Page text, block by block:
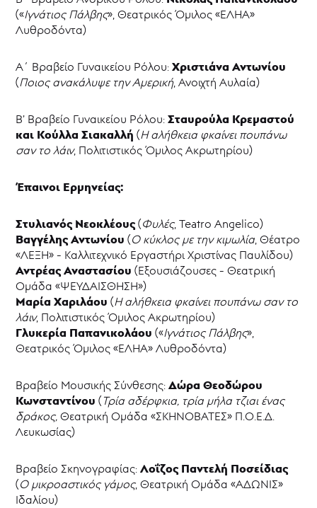
(«Ιγνάτιος Πάλβης», Θεατρικός Όμιλος «ΕΛΗΑ»
Λυθροδόντα)
Α΄ Βραβείο Γυναικείου Ρόλου:Χριστιάνα Αντωνίου
(Ποιος ανακάλυψε την Αμερική, Ανοιχτή Αυλαία)
Β’ Βραβείο Γυναικείου Ρόλου:Σταυρούλα Κρεμαστού
και Κούλλα Σιακαλλή (Η αλήθκεια φκαίνει πουπάνω
σαν το λάιν, Πολιτιστικός Όμιλος Ακρωτηρίου)
Έπαινοι Ερμηνείας:
Στυλιανός Νεοκλέους (Φυλές, Teatro Angelico)
Βαγγέλης Αντωνίου (Ο κύκλος με την κιμωλία , Θέατρο
«ΛΕΞΗ» - Καλλιτεχνικό Εργαστήρι Χριστίνας Παυλίδου)
Αντρέας Αναστασίου (Εξουσιάζουσες - Θεατρική
Ομάδα «ΨΕΥΔΑΙΣΘΗΣΗ»)
Μαρία Χαριλάου (Η αλήθκεια φκαίνει πουπάνω σαν το
λάιν, Πολιτιστικός Όμιλος Ακρωτηρίου)
Γλυκερία Παπανικολάου («Ιγνάτιος Πάλβης»,
Θεατρικός Όμιλος «ΕΛΗΑ» Λυθροδόντα)
Βραβείο Μουσικής Σύνθεσης: Δώρα Θεοδώρου
Κωνσταντίνου (Τρία αδέρφκια, τρία μήλα τζιαι ένας
δράκος, Θεατρική Ομάδα «ΣΚΗΝΟΒΑΤΕΣ» Π.Ο.Ε.Δ.
Λευκωσίας)
Βραβείο Σκηνογραφίας:Λοΐζος Παντελή Ποσείδιας
(Ο μικροαστικός γάμος, Θεατρική Ομάδα «ΑΔΩΝΙΣ»
Ιδαλίου)